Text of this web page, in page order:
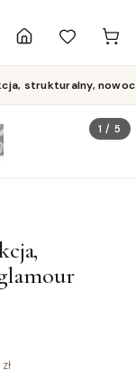
strukturalny,
1 /5